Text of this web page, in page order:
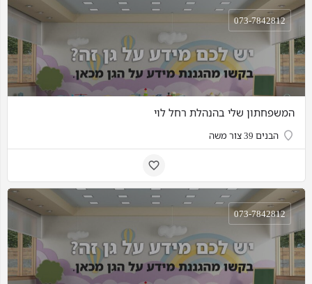
המשפחתון שלי בהנהלת רחל לוי
הבנים 39 צור משה
073-7842812
073-7842812